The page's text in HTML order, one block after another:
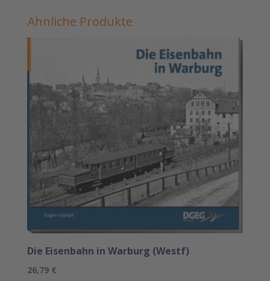
Ähnliche Produkte
Die Eisenbahn in Warburg (Westf)
26,79 €